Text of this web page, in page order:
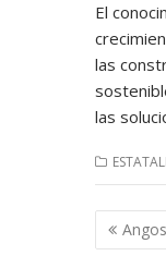
El
las
las
de